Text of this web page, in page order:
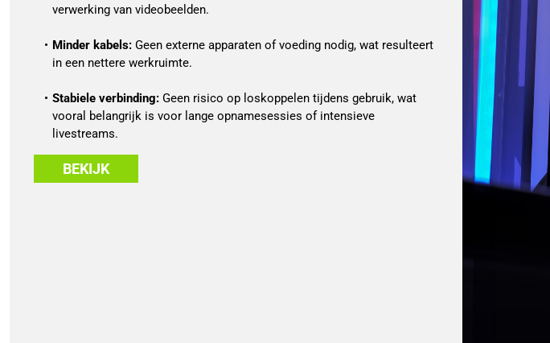
verwerking van videobeelden.
Minder kabels: Geen externe apparaten of voeding nodig, wat resulteert
in een nettere werkruimte.
Stabiele verbinding: Geen risico op loskoppelen tijdens gebruik, wat
vooral belangrijk is voor lange opnamesessies of intensieve
livestreams.
BEKIJK